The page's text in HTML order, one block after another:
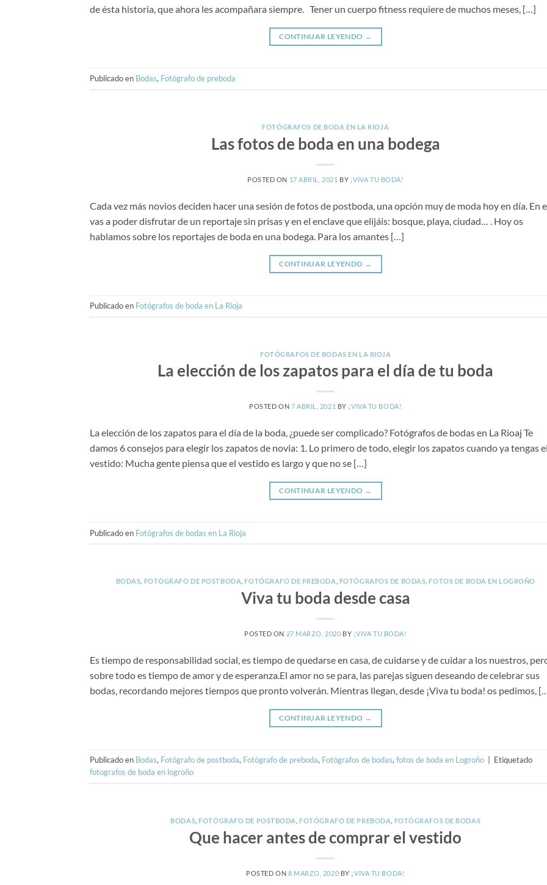
de ésta historia, que ahora les acompañara siempre. Tener un cuerpo fitness requiere de muchos meses, […]
CONTINUAR LEYENDO →
Publicado en Bodas, Fotógrafo de preboda
FOTÓGRAFOS DE BODA EN LA RIOJA
Las fotos de boda en una bodega
POSTED ON 17 ABRIL, 2021 BY ¡VIVA TU BODA!
Cada vez más novios deciden hacer una sesión de fotos de postboda, una opción muy de moda hoy en día. En
vas a poder disfrutar de un reportaje sin prisas y en el enclave que elijáis: bosque, playa, ciudad… . Hoy os
hablamos sobre los reportajes de boda en una bodega. Para los amantes […]
CONTINUAR LEYENDO →
Publicado en Fotógrafos de boda en La Rioja
FOTÓGRAFOS DE BODAS EN LA RIOJA
La elección de los zapatos para el día de tu boda
POSTED ON 7 ABRIL, 2021 BY ¡VIVA TU BODA!
La elección de los zapatos para el día de la boda, ¿puede ser complicado? Fotógrafos de bodas en La Rioaj Te
damos 6 consejos para elegir los zapatos de novia: 1. Lo primero de todo, elegir los zapatos cuando ya tengas
vestido: Mucha gente piensa que el vestido es largo y que no se […]
CONTINUAR LEYENDO →
Publicado en Fotógrafos de bodas en La Rioja
BODAS FOTÓGRAFO DE POSTBODA ,FOTÓGRAFO DE PREBODA FOTÓGRAFOS DE BODAS ,FOTOS DE BODA EN LOGROÑO
Viva tu boda desde casa
POSTED ON 27 MARZO, 2020 BY ¡VIVA TU BODA!
Es tiempo de responsabilidad social, es tiempo de quedarse en casa, de cuidarse y de cuidar a los nuestros,
sobre todo es tiempo de amor y de esperanza.El amor no se para, las parejas siguen deseando de celebrar sus
bodas, recordando mejores tiempos que pronto volverán. Mientras llegan, desde ¡Viva tu boda! os pedimos,
CONTINUAR LEYENDO →
Publicado en Bodas, Fotógrafo de postboda, Fotógrafo de preboda, Fotógrafos de bodas,fotos de boda en Logroño
Etiquetado
fotografos de boda en logroño
BODAS ,FOTÓGRAFO DE POSTBODA ,FOTÓGRAFO DE PREBODA FOTÓGRAFOS DE BODAS
Que hacer antes de comprar el vestido
POSTED ON 8 MARZO, 2020 BY ¡VIVA TU BODA!